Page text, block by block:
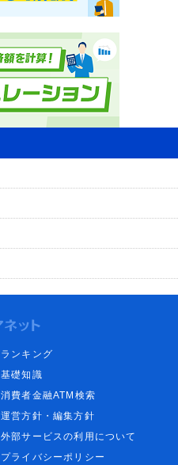
ランキング
基礎知識
消費者金融ATM検索
運営方針・編集方針
外部サービスの利用について
プライバシーポリシー